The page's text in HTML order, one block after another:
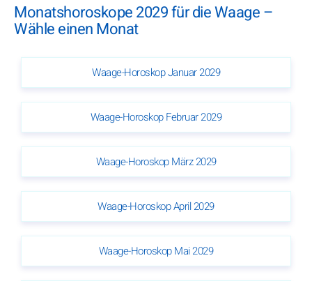
Monatshoroskope 2029 für die Waage –
Wähle einen Monat
Waage-Horoskop Januar 2029
Waage-Horoskop Februar 2029
Waage-Horoskop März 2029
Waage-Horoskop April 2029
Waage-Horoskop Mai 2029